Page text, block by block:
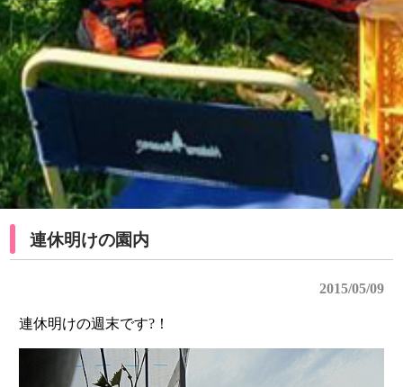
連休明けの園内
2015/05/09
連休明けの週末です?！